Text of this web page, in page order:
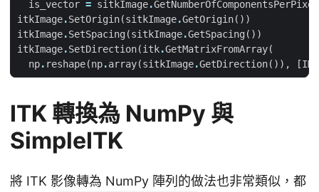
is_vector = sitkImage.GetNumberOfComponentsPerPixel
itkImage.SetOrigin(sitkImage.GetOrigin())
itkImage.SetSpacing (sitkImage.GetSpacing ())
itkImage.SetDirection(itk.GetMatrixFromArray(
np. reshape(np.array(sitkImage.GetDirection()), [
ITK 轉換為 NumPy 與
SimpleITK
將 ITK 影像轉為 NumPy 陣列的做法也非常類似，都